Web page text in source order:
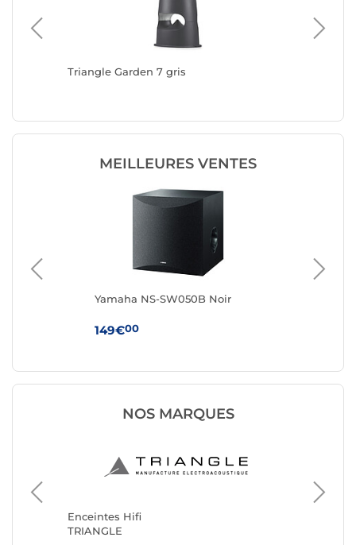
Triangle Garden 7 gris
MEILLEURES VENTES
Yamaha NS-SW050B Noir
149€00
NOS MARQUES
Enceintes Hifi
TRIANGLE
JBL